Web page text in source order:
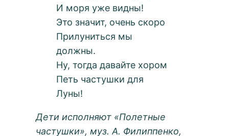
И моря уже видны!
Это значит, очень скоро
Прилуниться мы
должны.
Ну, тогда давайте хором
Петь частушки для
Луны!
Дети исполняют «Полетные
частушки», муз. А. Филиппенко,